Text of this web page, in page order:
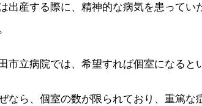
出産する際に、精神的な病気を患って
市立病院では、希望すれば個室になると
なら、個室の数が限られており、重篤